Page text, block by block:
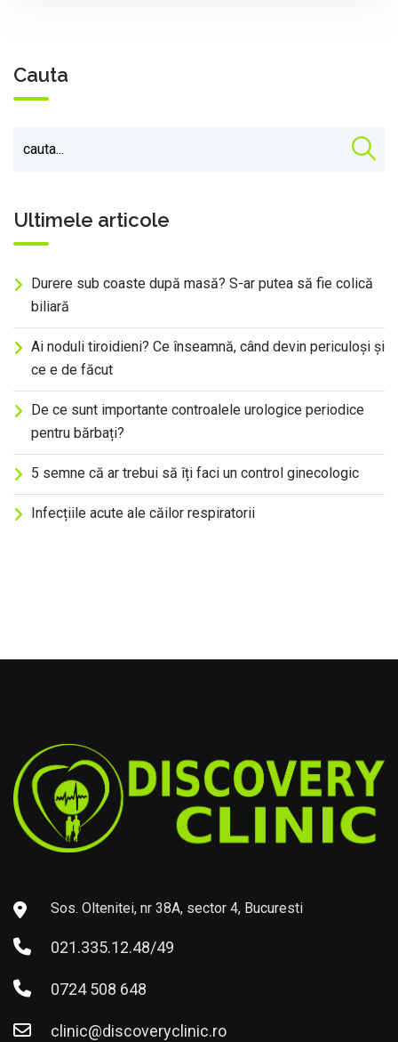
Cauta
Ultimele articole
Durere sub coaste după masă? S-ar putea să fie colică
biliară
Ai noduli tiroidieni? Ce înseamnă, când devin periculoși și
ce e de făcut
De ce sunt importante controalele urologice periodice
pentru bărbați?
5 semne că ar trebui să îți faci un control ginecologic
Infecțiile acute ale căilor respiratorii
Sos. Oltenitei, nr 38A, sector 4, Bucuresti
021.335.12.48/49
0724 508 648
clinic@discoveryclinic.ro